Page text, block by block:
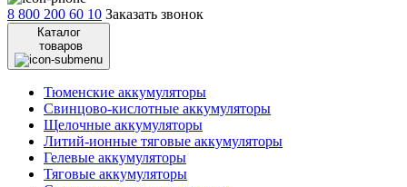
8 800 200 60 10 Заказать звонок
Каталог
товаров
Тюменские аккумуляторы
Свинцово-кислотные аккумуляторы
Щелочные аккумуляторы
Литий-ионные тяговые аккумуляторы
Гелевые аккумуляторы
Тяговые аккумуляторы